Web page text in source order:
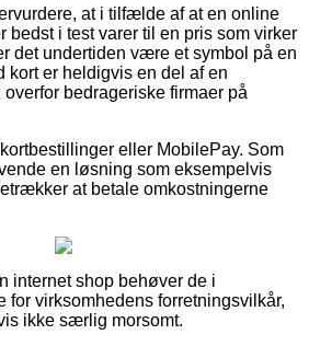
at i tilfælde af at en online
bedst i test varer til en pris som virker
det undertiden være et symbol på en
kort er heldigvis en del af en
bedrageriske firmaer på
eller MobilePay. Som
en løsning som eksempelvis
at betale omkostningerne
internet shop behøver de i
for virksomhedens forretningsvilkår,
ikke særlig morsomt.